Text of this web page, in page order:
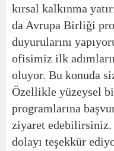
kırsal kalkınma
da Avrupa Birliği
duyurularını
ofisimiz ilk
oluyor. Bu konuda
Özellikle yüzeysel
programlarına
ziyaret edebilirsiniz.
dolayı teşekkür